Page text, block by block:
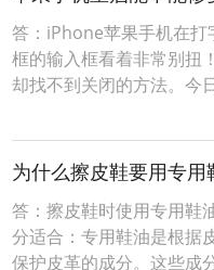
得佣金，无需处理发货、
答：iPhone苹果手机在打
框的输入框看着非常别扭
却找不到关闭的方法。今
关闭浮动键盘输入黑色
盘输入时变动黑色背景的
果手机上打开【设置】，
功能】内，找到【键盘与
为什么擦皮鞋要用专用
答：擦皮鞋时使用专用鞋
分适合：专用鞋油是根据
保护皮革的成分。这些成